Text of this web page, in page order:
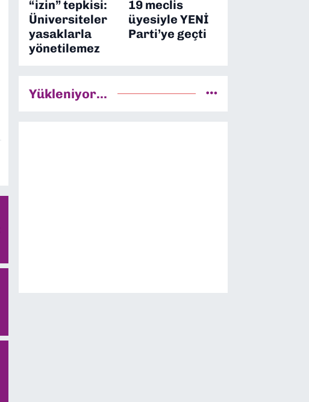
“izin” tepkisi:
Üniversiteler
yasaklarla
yönetilemez
19 meclis
üyesiyle YENİ
Parti’ye geçti
Yükleniyor...